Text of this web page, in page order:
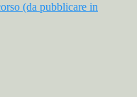
(da pubblicare in